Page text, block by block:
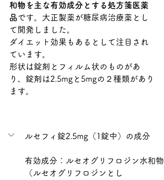
和物を主な有効成分とする処方箋医薬
品です。大正製薬が糖尿病治療薬とし
て開発しました。
ダイエット効果もあるとして注目され
ています。
形状は錠剤とフィルム状のものがあ
り、錠剤は2.5mgと5mgの２種類があり
ます。
ルセフィ錠2.5mg（1錠中）の成分
有効成分：
ルセオグリフロジン水和物
（ルセオグリフロジンとし